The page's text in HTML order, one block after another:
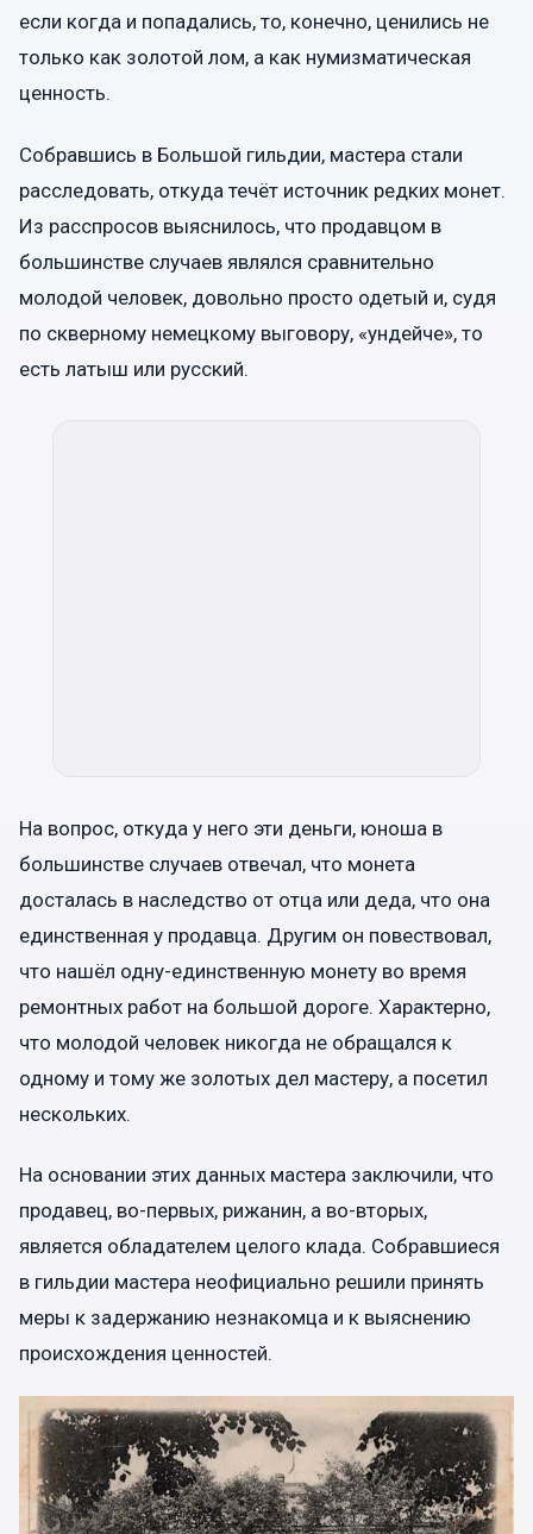
если когда и попадались, то, конечно, ценились не
только как золотой лом, а как нумизматическая
ценность.
Собравшись в Большой гильдии, мастера стали
расследовать, откуда течёт источник редких монет.
Из расспросов выяснилось, что продавцом в
большинстве случаев являлся сравнительно
молодой человек, довольно просто одетый и, судя
по скверному немецкому выговору, «ундейче», то
есть латыш или русский.
На вопрос, откуда у него эти деньги, юноша в
большинстве случаев отвечал, что монета
досталась в наследство от отца или деда, что она
единственная у продавца. Другим он повествовал,
что нашёл одну-единственную монету во время
ремонтных работ на большой дороге. Характерно,
что молодой человек никогда не обращался к
одному и тому же золотых дел мастеру, а посетил
нескольких.
На основании этих данных мастера заключили, что
продавец, во-первых, рижанин, а во-вторых,
является обладателем целого клада. Собравшиеся
в гильдии мастера неофициально решили принять
меры к задержанию незнакомца и к выяснению
происхождения ценностей.